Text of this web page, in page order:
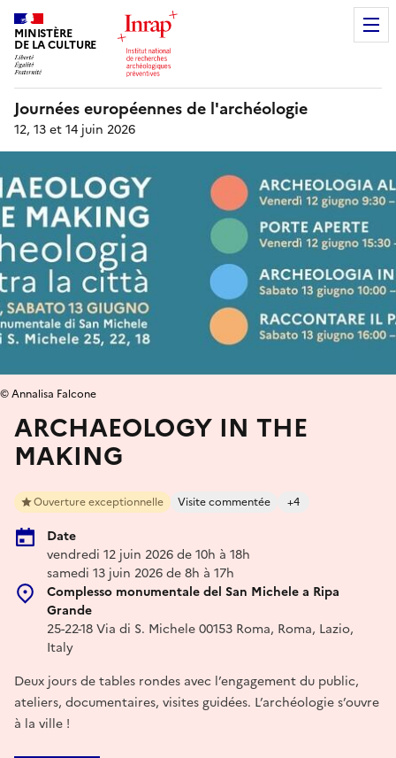
MINISTÈRE
DE LA CULTURE
Journées européennes de l'archéologie
12, 13 et 14 juin 2026
ARCHAEOLOGY IN THE
MAKING
Ouverture exceptionnelle Visite commentée +4
Date
vendredi 12 juin 2026 de 10h à 18h
samedi 13 juin 2026 de 8h à 17h
Complesso monumentale del San Michele a Ripa
Grande
25-22-18 Via di S. Michele 00153 Roma, Roma, Lazio,
Italy
© Annalisa Falcone
Deux jours de tables rondes avec l’engagement du public,
ateliers, documentaires, visites guidées. L’archéologie s’ouvre
à la ville !